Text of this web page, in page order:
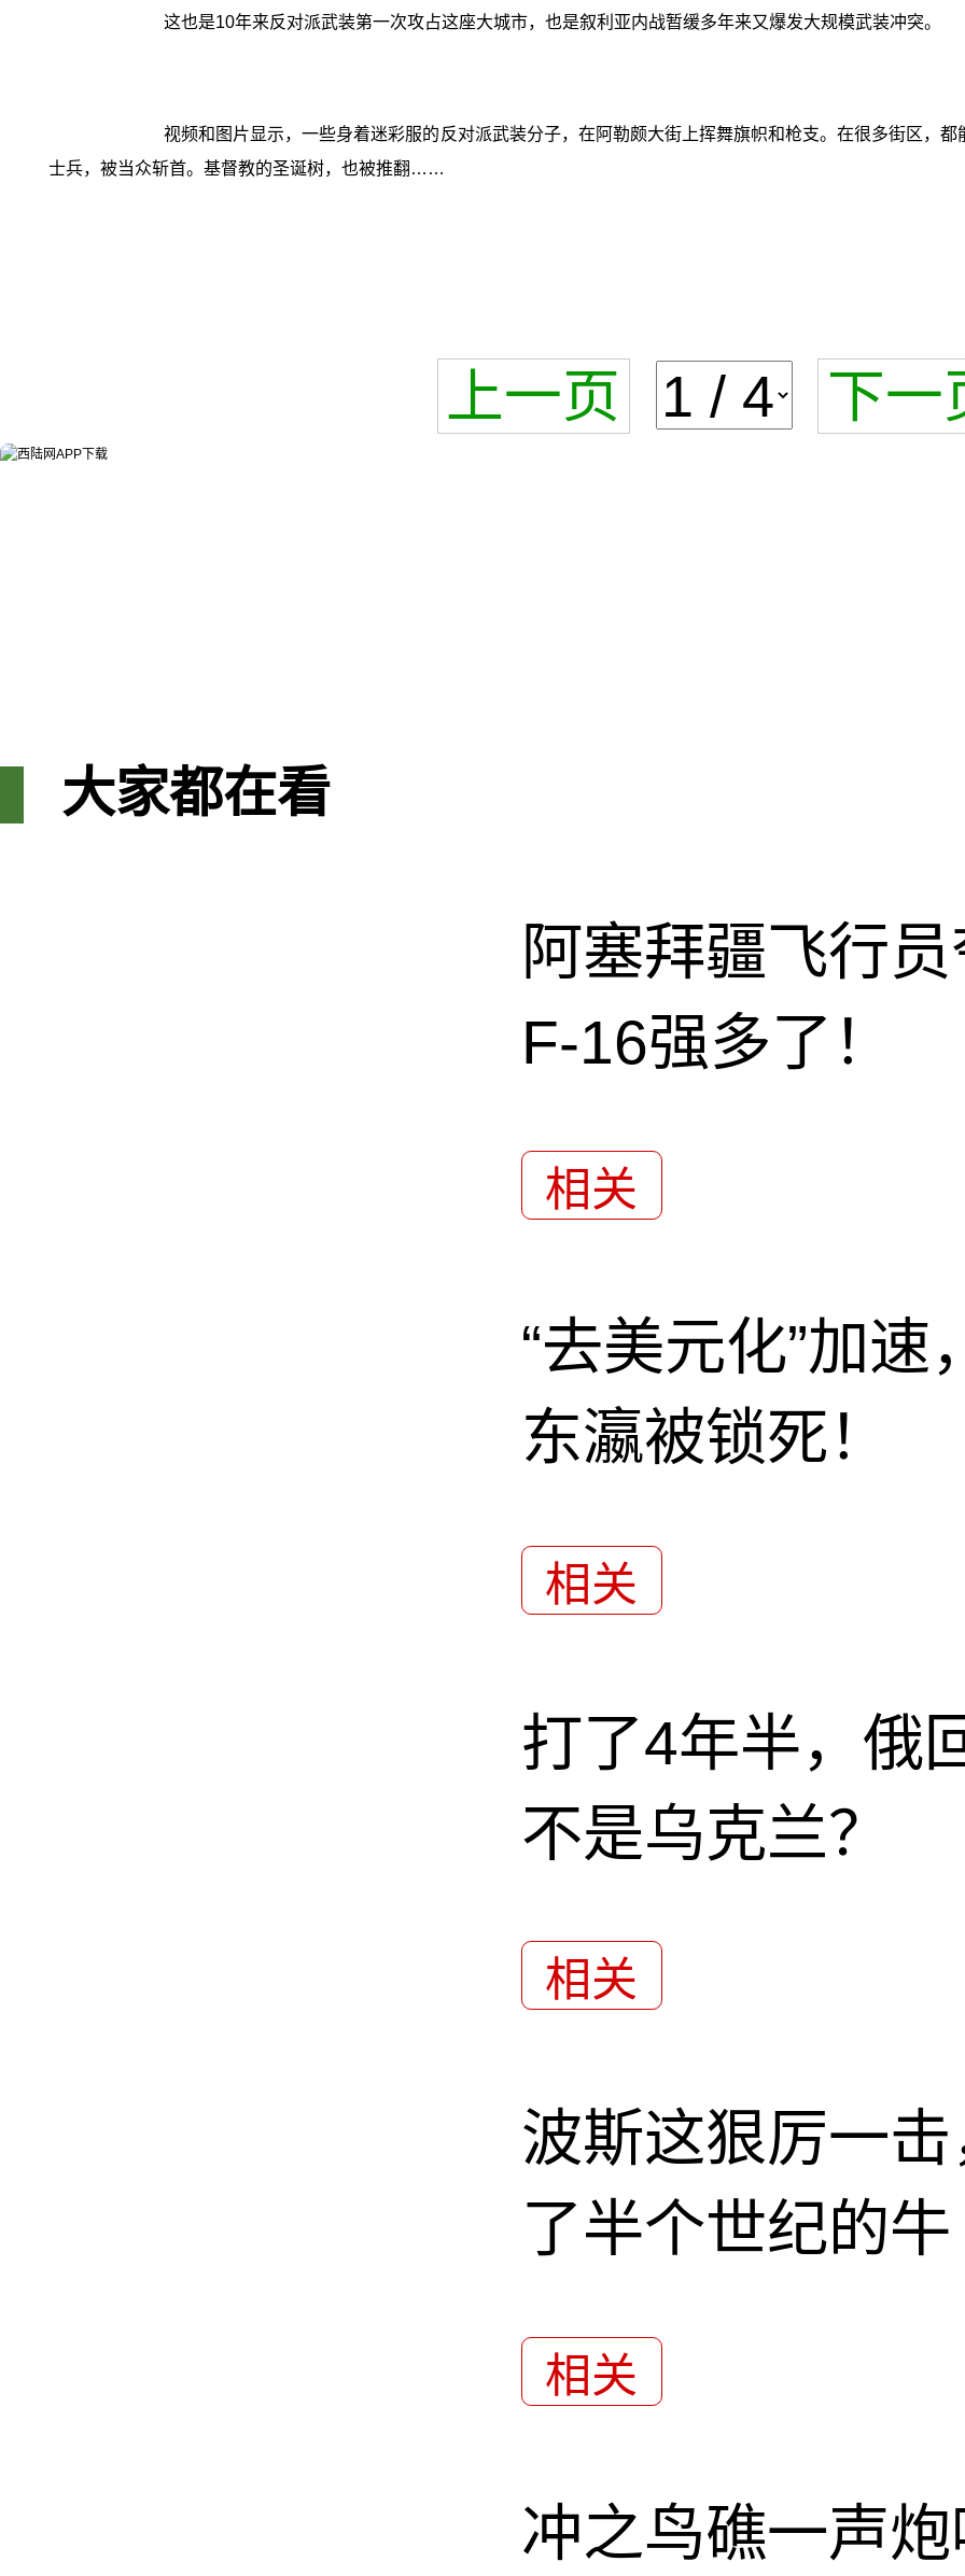
这也是10年来反对派武装第一次攻占这座大城市，也是叙利亚内战暂缓多年来又爆发大规模武装冲突。
视频和图片显示，一些身着迷彩服的反对派武装分子，在阿勒颇大街上挥舞旗帜和枪支。在很多街区，
士兵，被当众斩首。基督教的圣诞树，也被推翻……
上一页 下一
大家都在看
阿塞拜疆飞行
F-16强多了！
相关
“去美元化”加
东瀛被锁死！
相关
打了4年半，俄
不是乌克兰？
相关
波斯这狠厉一
了半个世纪的牛
相关
冲之鸟礁一声